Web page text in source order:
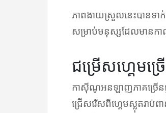
ភាពងាយស្រួលនេះបានទ
សម្រាប់មនុស្សដែលមានក
ជម្រើសហ្គេមច្
កាស៊ីណូអនឡាញភាគច្រើនផ្
ជ្រើសរើសពីហ្គេមស្លុតរាប់ព